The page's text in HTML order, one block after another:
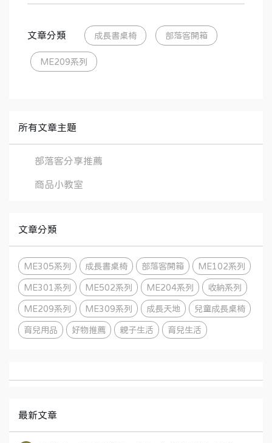
文章分類 成長書桌椅 部落客開箱
ME209系列
所有文章主題
部落客分享推薦
商品小教室
文章分類
ME305系列 成長書桌椅 部落客開箱 ME102系列
ME301系列 ME502系列 ME204系列 收納系列
ME209系列 ME309系列 成長天地 兒童成長桌椅
育兒用品 好物推薦 親子生活 育兒生活
最新文章